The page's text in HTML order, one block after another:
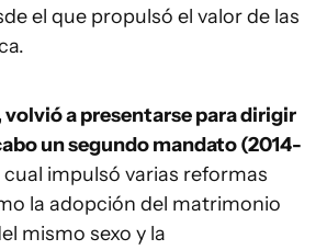
el que propulsó el valor de las
volvió a presentarse para dirigir
un segundo mandato (2014-
impulsó varias reformas
la adopción del matrimonio
mismo sexo y la